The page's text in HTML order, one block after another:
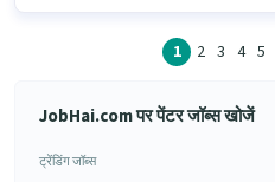
1 2 3 4 5
JobHai.com पर पेंटर जॉब्स खोजें
ट्रेंडिंग जॉब्स